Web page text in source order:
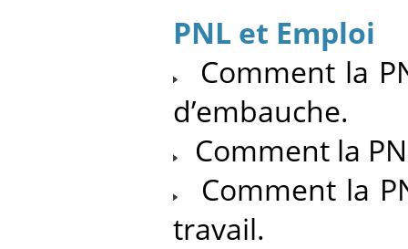
PNL et Emploi
Comment la
d’embauche.
Comment la
Comment la
travail.